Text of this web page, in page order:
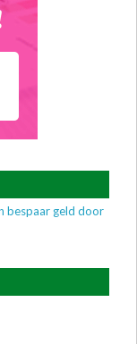
bespaar geld door